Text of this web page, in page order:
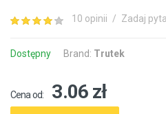
10 opinii / Zadaj
Dostępny Brand: Trutek
Cena od: 3.06 zł